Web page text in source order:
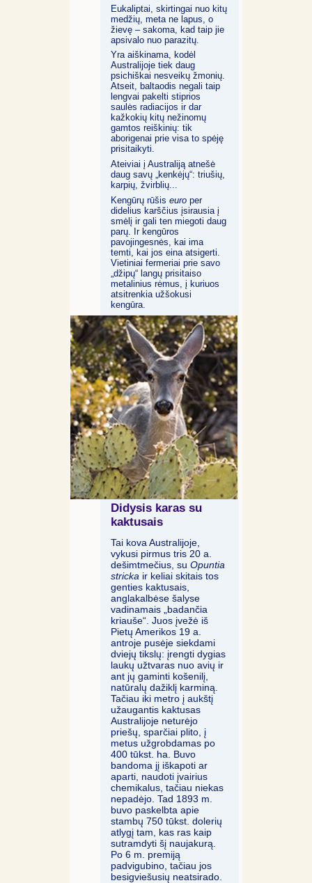
Eukaliptai, skirtingai nuo kitų
medžių, meta ne lapus, o
žievę – sakoma, kad taip jie
apsivalo nuo parazitų.
Yra aiškinama, kodėl
Australijoje tiek daug
psichiškai nesveikų žmonių.
Atseit, baltaodis negali taip
lengvai pakelti stiprios
saulės radiacijos ir dar
kažkokių kitų nežinomų
gamtos reiškinių: tik
aborigenai prie visa to spėję
prisitaikyti.
Ateiviai į Australiją atnešė
daug savų „kenkėjų“: triušių,
karpių, žvirblių...
Kengūrų rūšis europer
didelius karščius įsirausia į
smėlį ir gali ten miegoti daug
parų. Ir kengūros
pavojingesnės, kai ima
temti, kai jos eina atsigerti.
Vietiniai fermeriai prie savo
„džipų“ langų prisitaiso
metalinius rėmus, į kuriuos
atsitrenkia užšokusi
kengūra.
Didysis karas su
kaktusais
Tai kova Australijoje,
vykusi pirmus tris 20 a.
dešimtmečius, su Opuntia
stricka ir keliai skitais tos
genties kaktusais,
anglakalbėse šalyse
vadinamais „badančia
kriauše“. Juos įvežė iš
Pietų Amerikos 19 a.
antroje pusėje siekdami
dviejų tikslų: įrengti dygias
laukų užtvaras nuo avių ir
ant jų gaminti košenilį,
natūralų dažiklį karminą.
Tačiau iki metro į aukštį
užaugantis kaktusas
Australijoje neturėjo
priešų, sparčiai plito, į
metus užgrobdamas po
400 tūkst. ha. Buvo
bandoma jį iškapoti ar
aparti, naudoti įvairius
chemikalus, tačiau niekas
nepadėjo. Tad 1893 m.
buvo paskelbta apie
stambų 750 tūkst. dolerių
atlygį tam, kas ras kaip
sutramdyti šį naujakurą.
Po 6 m. premiją
padvigubino, tačiau jos
besigviešusių neatsirado.